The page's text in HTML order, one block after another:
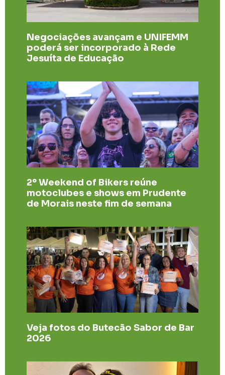
Negociações avançam e UNIFEMM
poderá ser incorporado à Rede
Jesuíta de Educação
2º Weekend of Bikers reúne
motoclubes e shows em Prudente
de Morais neste fim de semana
Veja fotos do Butecão Sabor de Bar
2026